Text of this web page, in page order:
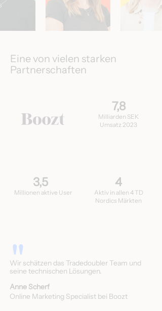
Eine von vielen starken
Partnerschaften
7,8
Milliarden SEK
Umsatz 2023
3,5
Millionen aktive User
4
Aktiv in allen 4 TD
Nordics Märkten
"
Wir schätzen das Tradedoubler Team und
seine technischen Lösungen.
Anne Scherf
Online Marketing Specialist bei Boozt